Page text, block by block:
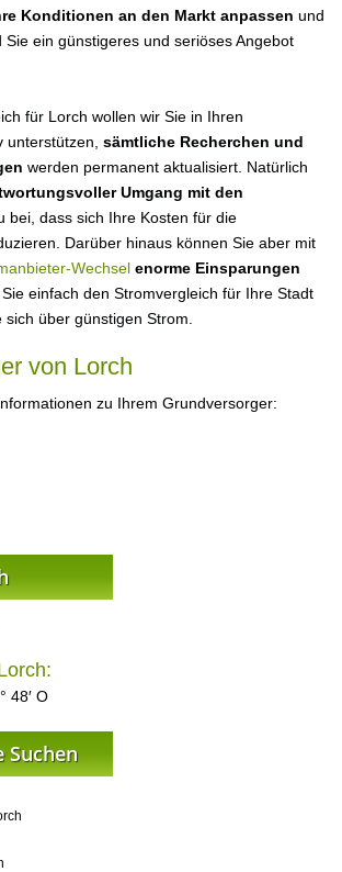
Konditionen an den Markt anpassen und
Sie ein günstigeres und seriöses Angebot
für Lorch wollen wir Sie in Ihren
unterstützen, sämtliche Recherchen und
werden permanent aktualisiert. Natürlich
Umgang mit den
bei, dass sich Ihre Kosten für die
Darüber hinaus können Sie aber mit
Wechsel enorme Einsparungen
einfach den Stromvergleich für Ihre Stadt
über günstigen Strom.
von Lorch
zu Ihrem Grundversorger:
48′ O
Suchen